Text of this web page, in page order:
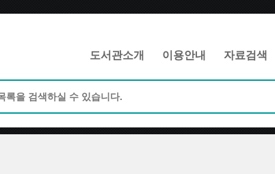
도서관소개 이용안내 자료검색